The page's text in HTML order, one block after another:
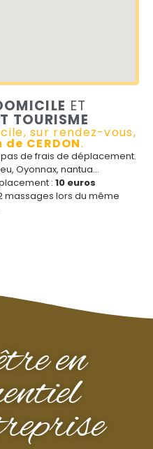
ET
TOURISME
sur rendez-vous,
CERDON.
de frais de déplacement.
Oyonnax, nantua…
: 10 euros
massages lors du même
en